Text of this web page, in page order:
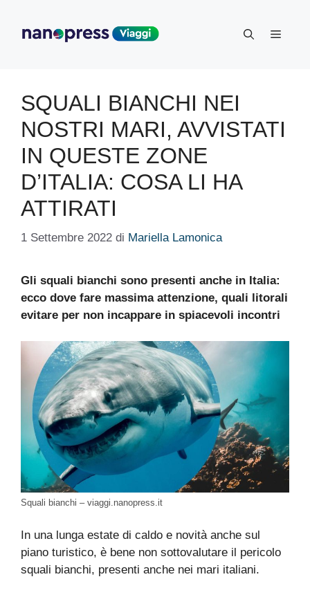
contenuto
Menu
SQUALI BIANCHI NEI
NOSTRI MARI, AVVISTATI
IN QUESTE ZONE
D’ITALIA: COSA LI HA
ATTIRATI
1 Settembre 2022 di Mariella Lamonica
Gli squali bianchi sono presenti anche in Italia:
ecco dove fare massima attenzione, quali litorali
evitare per non incappare in spiacevoli incontri
Squali bianchi – viaggi.nanopress.it
In una lunga estate di caldo e novità anche sul
piano turistico, è bene non sottovalutare il pericolo
squali bianchi, presenti anche nei mari italiani.